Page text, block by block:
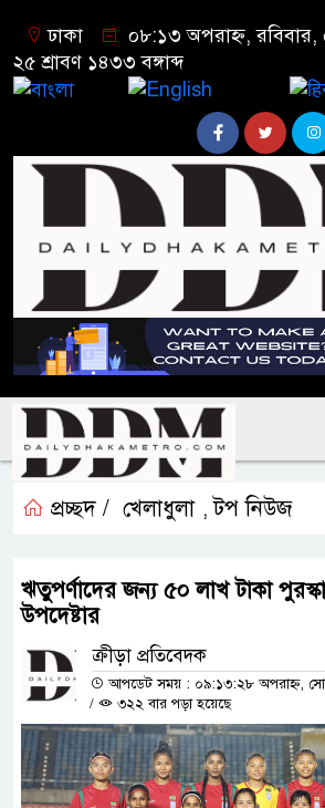
ঢাকা
০৮:১৩ অপরাহ্ন,
২৫ শ্রাবণ ১৪৩৩ বঙ্গাব্দ
প্রচ্ছদ / খেলাধুলা ,টপ নিউজ
ঋতুপর্ণাদের জন্য ৫০ লাখ টাকা
উপদেষ্টার
ক্রীড়া প্রতিবেদক
আপডেট সময় : ০৯:১৩:২৮ অপরাহ্ন,
/
৩২২ বার পড়া হয়েছে